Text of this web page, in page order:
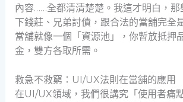
內容……全都清清楚楚。我這才明白，那
下錢莊、兄弟討債，跟合法的當舖完全
當舖就像一個「資源池」，你暫放抵押
金，雙方各取所需。
救急不救窮：UI/UX法則在當舖的應用
在UI/UX領域，我們很講究「使用者痛